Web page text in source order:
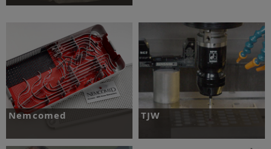
了解更多
Nemcomed
挑战：快速检查小型机床的性能。
TJW